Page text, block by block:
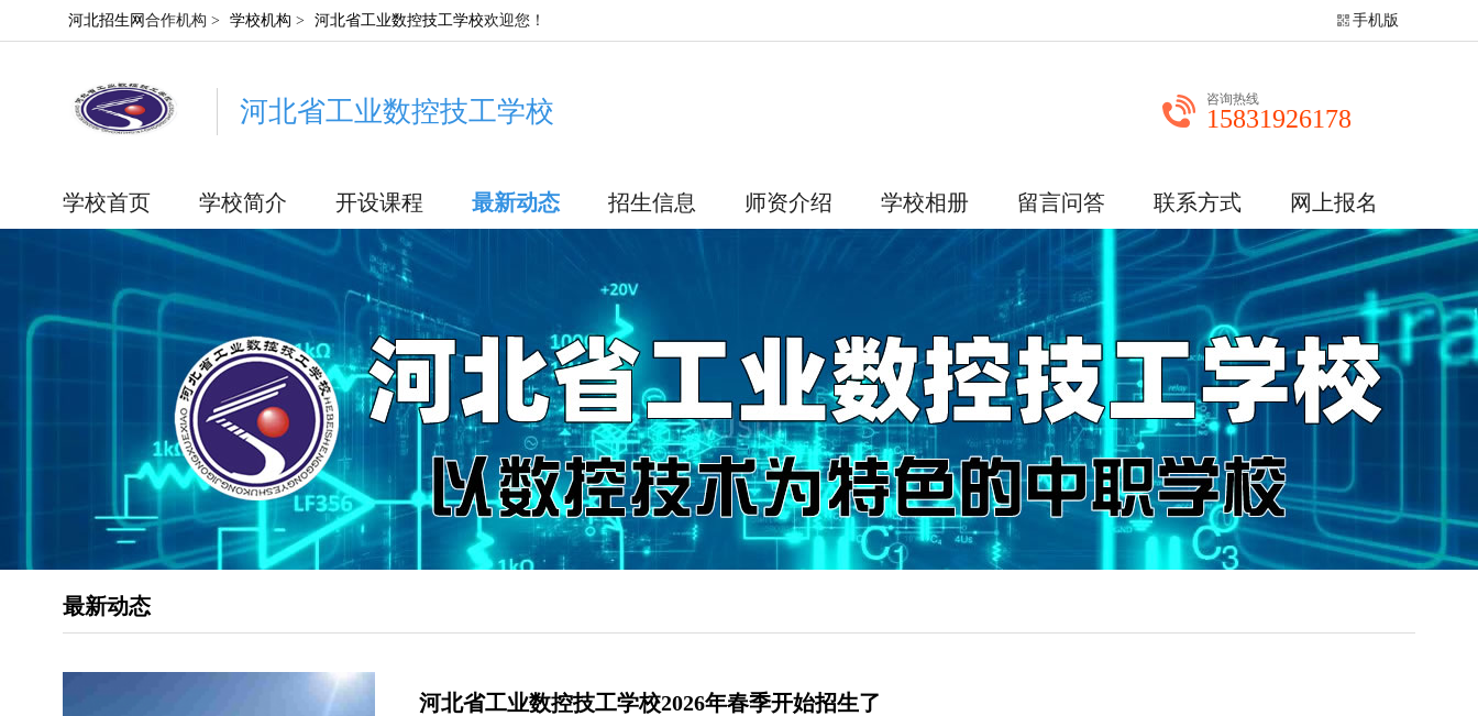
河北招生网 合作机构 > 学校机构 > 河北省工业数控技工学校欢迎您！ 手机版
河北省工业数控技工学校 咨询热线
15831926178
学校首页 学校简介 开设课程 最新动态 招生信息 师资介绍 学校相册 留言问答 联系方式 网上报名
最新动态
河北省工业数控技工学校2026年春季开始招生了